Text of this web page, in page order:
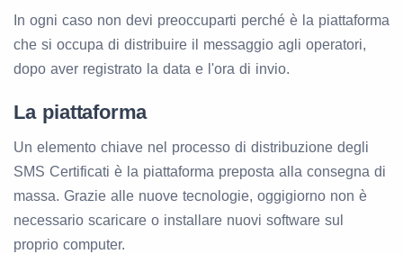
In ogni caso non devi preoccuparti perché è la piattaforma
che si occupa di distribuire il messaggio agli operatori,
dopo aver registrato la data e l'ora di invio.
La piattaforma
Un elemento chiave nel processo di distribuzione degli
SMS Certificati è la piattaforma preposta alla consegna di
massa. Grazie alle nuove tecnologie, oggigiorno non è
necessario scaricare o installare nuovi software sul
proprio computer.